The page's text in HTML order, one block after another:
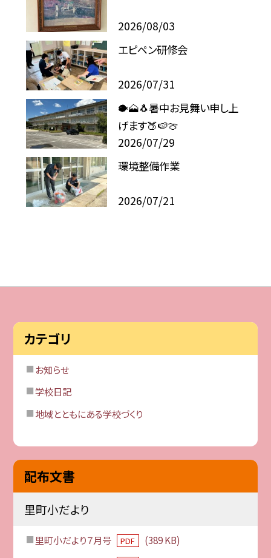
2026/08/03
エピペン研修会
2026/07/31
🐡🗻🐧暑中お見舞い申し上
げます🍑🍉🍈
2026/07/29
環境整備作業
2026/07/21
カテゴリ
お知らせ
学校日記
地域とともにある学校づくり
配布文書
里町小だより
里町小だより７月号 PDF
(389 KB)